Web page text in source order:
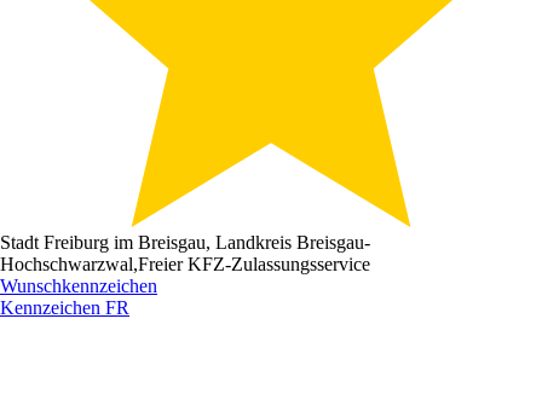
Stadt Freiburg im Breisgau, Landkreis Breisgau-
Hochschwarzwal,Freier KFZ-Zulassungsservice
Wunschkennzeichen
Kennzeichen FR